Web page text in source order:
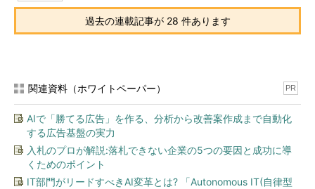
容量によってSRAMを1個にフラッシュメモリを2個、3個と重ね
るといったものもある。ほかにもインテルが2002年10月15日に
スタックド・パッケージの例もあるが、種類、数量ともにメモリ
製品が圧倒的に多い。
過去の連載記事が 28 件あります
関連資料（ホワイトペーパー） PR
AIで「勝てる広告」を作る、分析から改善案作成まで自動化
する広告基盤の実力
入札のプロが解説:落札できない企業の5つの要因と成功に導
くためのポイント
IT部門がリードすべきAI変革とは? 「Autonomous IT(自律型